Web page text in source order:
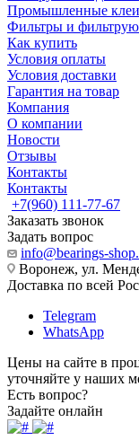
Промышленные
Фильтры и
Как купить
Условия оплаты
Условия доставки
Гарантия на товар
Компания
О компании
Новости
Отзывы
Контакты
Контакты
+7(960) 111-77-67
Заказать звонок
Задать вопрос
info@bearings-
Воронеж, ул.
Доставка по всей
Telegram
WhatsApp
Цены на сайте в
уточняйте у наших
Есть вопрос?
Задайте онлайн